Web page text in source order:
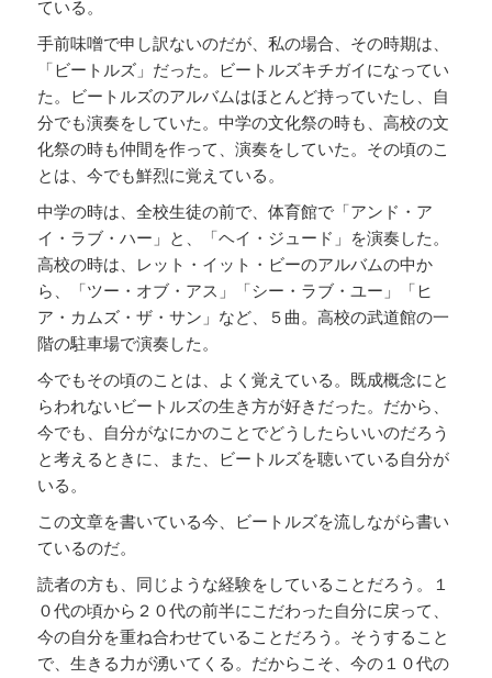
ている。
手前味噌で申し訳ないのだが、私の場合、その時期は、
「ビートルズ」だった。ビートルズキチガイになってい
た。ビートルズのアルバムはほとんど持っていたし、自
分でも演奏をしていた。中学の文化祭の時も、高校の文
化祭の時も仲間を作って、演奏をしていた。その頃のこ
とは、今でも鮮烈に覚えている。
中学の時は、全校生徒の前で、体育館で「アンド・ア
イ・ラブ・ハー」と、「ヘイ・ジュード」を演奏した。
高校の時は、レット・イット・ビーのアルバムの中か
ら、「ツー・オブ・アス」「シー・ラブ・ユー」「ヒ
ア・カムズ・ザ・サン」など、５曲。高校の武道館の一
階の駐車場で演奏した。
今でもその頃のことは、よく覚えている。既成概念にと
らわれないビートルズの生き方が好きだった。だから、
今でも、自分がなにかのことでどうしたらいいのだろう
と考えるときに、また、ビートルズを聴いている自分が
いる。
この文章を書いている今、ビートルズを流しながら書い
ているのだ。
読者の方も、同じような経験をしていることだろう。１
０代の頃から２０代の前半にこだわった自分に戻って、
今の自分を重ね合わせていることだろう。そうすること
で、生きる力が湧いてくる。だからこそ、今の１０代の